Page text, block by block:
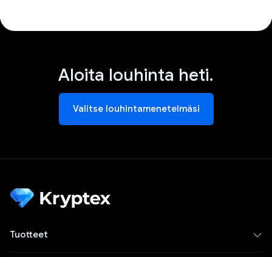
Aloita louhinta heti.
Valitse louhintamenetelmäsi
Tuotteet